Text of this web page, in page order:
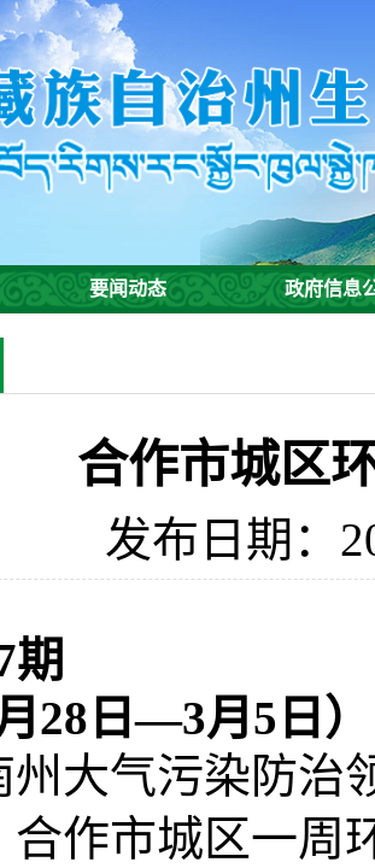
要闻动态 政府信息
合作市城区
发布日期：
期
28 日—3月 5 日）
州大气污染防治
合作市城区一周